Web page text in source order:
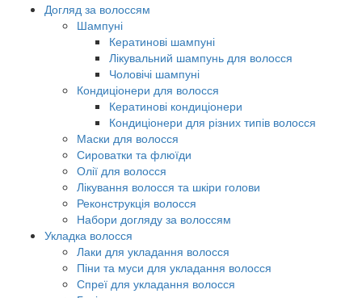
Догляд за волоссям
Шампуні
Кератинові шампуні
Лікувальний шампунь для волосся
Чоловічі шампуні
Кондиціонери для волосся
Кератинові кондиціонери
Кондиціонери для різних типів волосся
Маски для волосся
Сироватки та флюїди
Олії для волосся
Лікування волосся та шкіри голови
Реконструкція волосся
Набори догляду за волоссям
Укладка волосся
Лаки для укладання волосся
Піни та муси для укладання волосся
Спреї для укладання волосся